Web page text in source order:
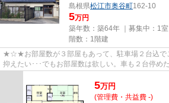
島根県松江市奥谷町162-10
5万円
築年数：築64年 ｜募集中： 1室
階数：1階建
★☆★お部屋数が３部屋もあって、駐車場２台込でこ
抑えたい･･･でもお部屋数は欲しい。車も２台停め
5万円
(管理費・共益費 -)